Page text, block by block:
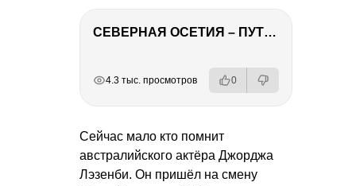
СЕВЕРНАЯ ОСЕТИЯ – ПУТЕШЕСТВИЕ НА КАВКАЗ часть 4
4.3 тыс. просмотров 0
Сейчас мало кто помнит
австралийского актёра Джорджа
Лэзенби. Он пришёл на смену